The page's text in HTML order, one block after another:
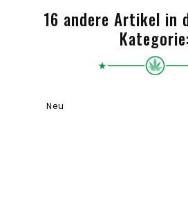
16 andere Artikel in
Neu